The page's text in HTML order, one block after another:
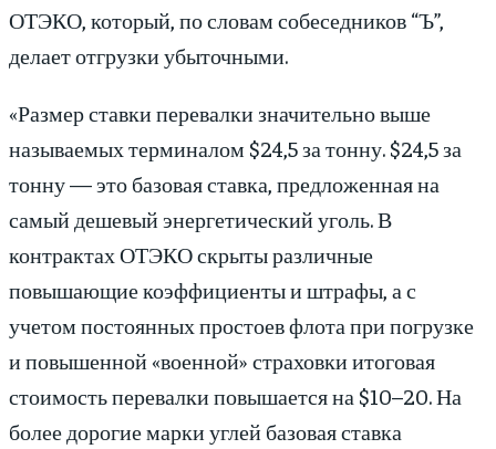
ОТЭКО, который, по словам собеседников “Ъ”,
делает отгрузки убыточными.
«Размер ставки перевалки значительно выше
называемых терминалом $24,5 за тонну. $24,5 за
тонну — это базовая ставка, предложенная на
самый дешевый энергетический уголь. В
контрактах ОТЭКО скрыты различные
повышающие коэффициенты и штрафы, а с
учетом постоянных простоев флота при погрузке
и повышенной «военной» страховки итоговая
стоимость перевалки повышается на $10–20. На
более дорогие марки углей базовая ставка